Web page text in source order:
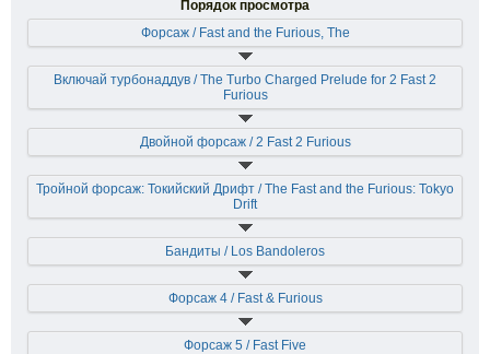
Порядок просмотра
Форсаж / Fast and the Furious, The
Включай турбонаддув / The Turbo Charged Prelude for 2 Fast 2
Furious
Двойной форсаж / 2 Fast 2 Furious
Тройной форсаж: Токийский Дрифт / The Fast and the Furious: Tokyo
Drift
Бандиты / Los Bandoleros
Форсаж 4 / Fast & Furious
Форсаж 5 / Fast Five